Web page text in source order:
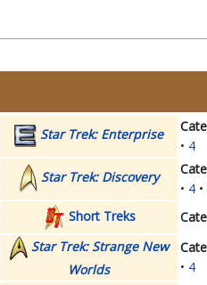
Star Trek: Enterprise
4
Star Trek: Discovery
4
Short Treks
Star Trek: Strange New
Worlds
4